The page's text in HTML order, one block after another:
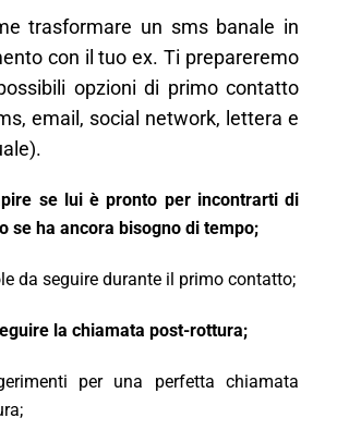
trasformare un sms banale in
con il tuo ex. Ti prepareremo
opzioni di primo contatto
email, social network, lettera e
se lui è pronto per incontrarti di
se ha ancora bisogno di tempo;
da seguire durante il primo contatto;
la chiamata post-rottura;
per una perfetta chiamata